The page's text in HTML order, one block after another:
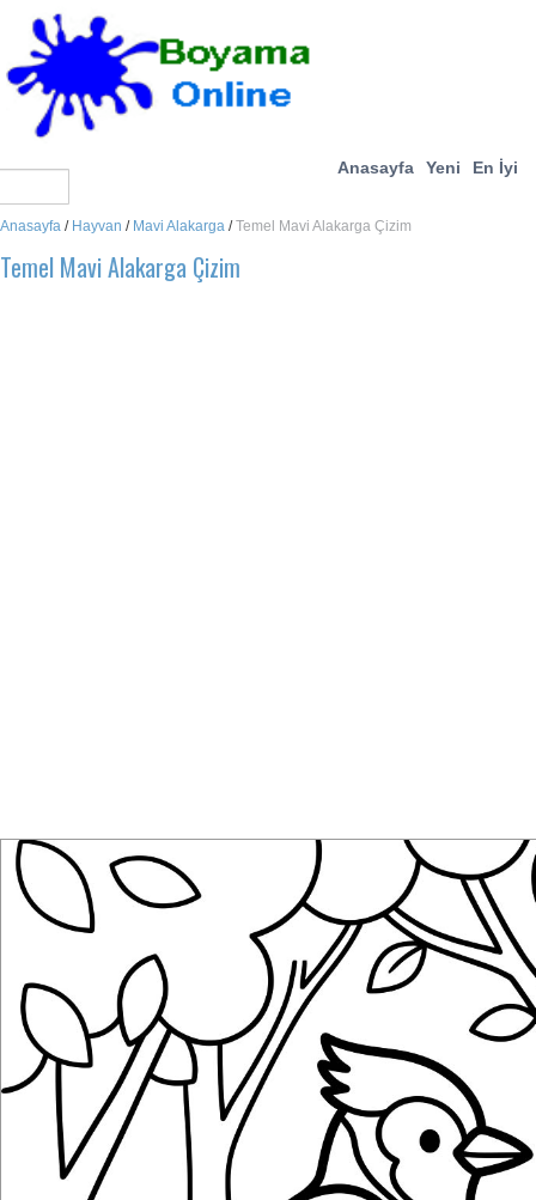
Anasayfa Yeni En İyi
Anasayfa / Hayvan / Mavi Alakarga /Temel Mavi Alakarga Çizim
Temel Mavi Alakarga Çizim